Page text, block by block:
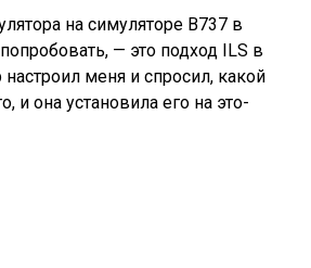
на симуляторе B737 в
— это подход ILS в
меня и спросил, какой
и она установила его на это-